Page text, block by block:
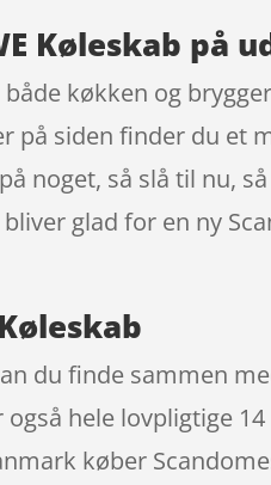
Køleskab på
køkken og
på siden finder du et
noget, så slå til nu,
glad for en ny
du finde sammen
hele lovpligtige
køber